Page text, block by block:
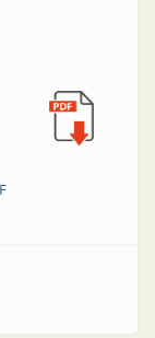
en 2050: